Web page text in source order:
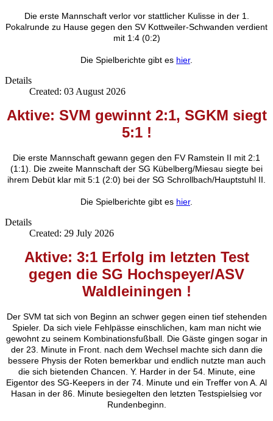
Die erste Mannschaft verlor vor stattlicher Kulisse in der 1.
Pokalrunde zu Hause gegen den SV Kottweiler-Schwanden verdient
mit 1:4 (0:2)
Die Spielberichte gibt es hier.
Details
Created: 03 August 2026
Aktive: SVM gewinnt 2:1, SGKM siegt
5:1 !
Die erste Mannschaft gewann gegen den FV Ramstein II mit 2:1
(1:1). Die zweite Mannschaft der SG Kübelberg/Miesau siegte bei
ihrem Debüt klar mit 5:1 (2:0) bei der SG Schrollbach/Hauptstuhl II.
Die Spielberichte gibt es hier.
Details
Created: 29 July 2026
Aktive: 3:1 Erfolg im letzten Test
gegen die SG Hochspeyer/ASV
Waldleiningen !
Der SVM tat sich von Beginn an schwer gegen einen tief stehenden
Spieler. Da sich viele Fehlpässe einschlichen, kam man nicht wie
gewohnt zu seinem Kombinationsfußball. Die Gäste gingen sogar in
der 23. Minute in Front. nach dem Wechsel machte sich dann die
bessere Physis der Roten bemerkbar und endlich nutzte man auch
die sich bietenden Chancen. Y. Harder in der 54. Minute, eine
Eigentor des SG-Keepers in der 74. Minute und ein Treffer von A. Al
Hasan in der 86. Minute besiegelten den letzten Testspielsieg vor
Rundenbeginn.